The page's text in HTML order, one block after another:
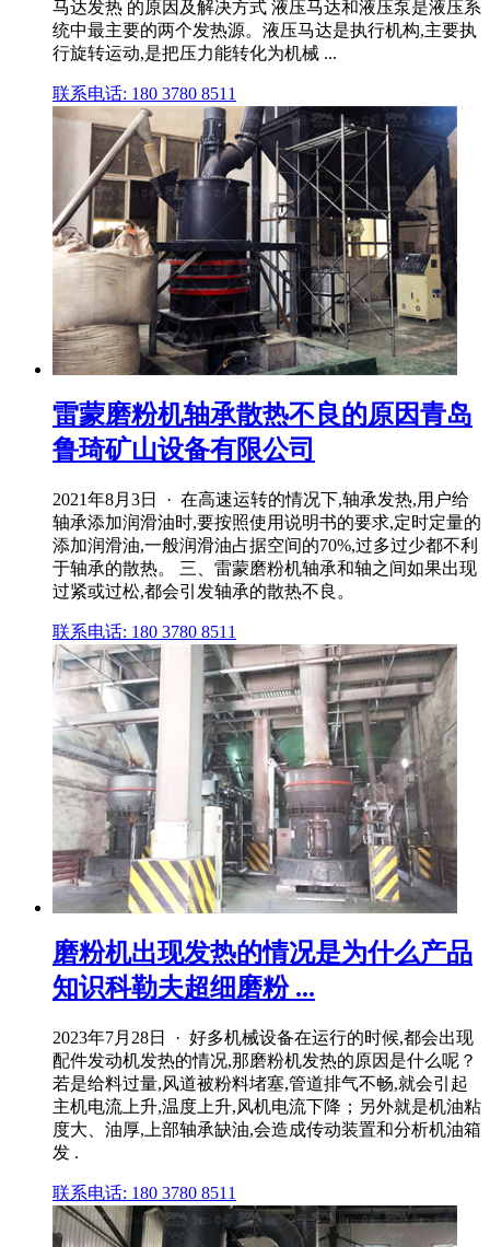
马达发热 的原因及解决方式 液压马达和液压泵是液压系
统中最主要的两个发热源。液压马达是执行机构,主要执
行旋转运动,是把压力能转化为机械 ...
联系电话: 180 3780 8511
雷蒙磨粉机轴承散热不良的原因青岛
鲁琦矿山设备有限公司
2021年8月3日 · 在高速运转的情况下,轴承发热,用户给
轴承添加润滑油时,要按照使用说明书的要求,定时定量的
添加润滑油,一般润滑油占据空间的70%,过多过少都不利
于轴承的散热。 三、雷蒙磨粉机轴承和轴之间如果出现
过紧或过松,都会引发轴承的散热不良。
联系电话: 180 3780 8511
磨粉机出现发热的情况是为什么产品
知识科勒夫超细磨粉 ...
2023年7月28日 · 好多机械设备在运行的时候,都会出现
配件发动机发热的情况,那磨粉机发热的原因是什么呢？
若是给料过量,风道被粉料堵塞,管道排气不畅,就会引起
主机电流上升,温度上升,风机电流下降；另外就是机油粘
度大、油厚,上部轴承缺油,会造成传动装置和分析机油箱
发 .
联系电话: 180 3780 8511